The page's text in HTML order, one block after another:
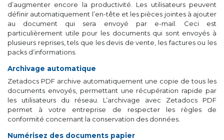
d’augmenter encore la productivité. Les utilisateurs peuvent
définir automatiquement l’en-tête et les pièces jointes à ajouter
au document qui sera envoyé par e-mail. Ceci est
particulièrement utile pour les documents qui sont envoyés à
plusieurs reprises, tels que les devis de vente, les factures ou les
packs d’informations.
Archivage automatique
Zetadocs PDF archive automatiquement une copie de tous les
documents envoyés, permettant une récupération rapide par
les utilisateurs du réseau. L’archivage avec Zetadocs PDF
permet à votre entreprise de respecter les règles de
conformité concernant la conservation des données.
Numérisez des documents papier